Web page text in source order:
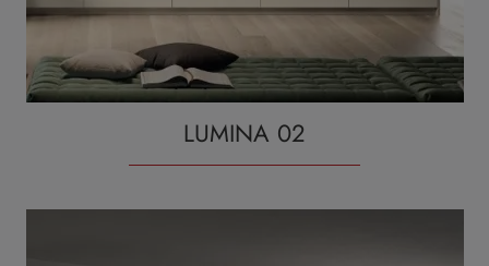
LUMINA 02